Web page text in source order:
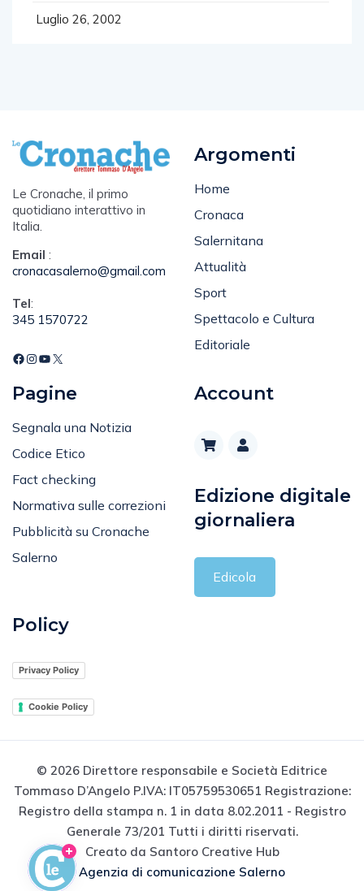
Luglio 26, 2002
Le Cronache, il primo
quotidiano interattivo in
Italia.
Email :
cronacasalerno@gmail.com
Tel:
345 1570722
Argomenti
Home
Cronaca
Salernitana
Attualità
Sport
Spettacolo e Cultura
Editoriale
Pagine
Segnala una Notizia
Codice Etico
Fact checking
Normativa sulle correzioni
Pubblicità su Cronache
Salerno
Account
Edizione digitale
giornaliera
Edicola
Policy
Privacy Policy
Cookie Policy
© 2026 Direttore responsabile e Società Editrice
Tommaso D’Angelo P.IVA: IT05759530651 Registrazione:
Registro della stampa n. 1 in data 8.02.2011 - Registro
Generale 73/201 Tutti i diritti riservati.
Creato da Santoro Creative Hub
Agenzia di comunicazione Salerno